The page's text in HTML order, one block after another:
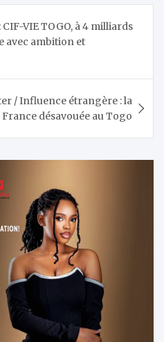
VIE TOGO, à 4 milliards
avec ambition et
/ Influence étrangère : la
France désavouée au Togo